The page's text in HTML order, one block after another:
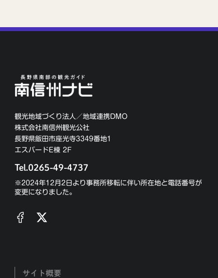
観光地域づくり法人／地域連携DMO
株式会社南信州観光公社
長野県飯田市座光寺3349番地1
エスバードE棟 2F
Tel.0265-49-4737
※2024年12月2日より事務所移転に伴い所在地と電話番号が
変更になりました。
サイト概要